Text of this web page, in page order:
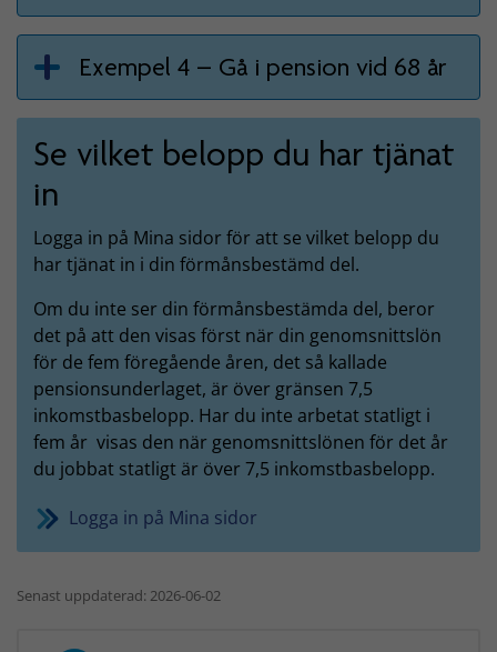
Exempel 4 – Gå i pension vid 68 år
Se vilket belopp du har tjänat
in
Logga in på Mina sidor för att se vilket belopp du
har tjänat in i din förmånsbestämd del.
Om du inte ser din förmånsbestämda del, beror
det på att den visas först när din genomsnittslön
för de fem föregående åren, det så kallade
pensionsunderlaget, är över gränsen 7,5
inkomstbasbelopp. Har du inte arbetat statligt i
fem år visas den när genomsnittslönen för det år
du jobbat statligt är över 7,5 inkomstbasbelopp.
Logga in på Mina sidor
Senast uppdaterad: 2026-06-02